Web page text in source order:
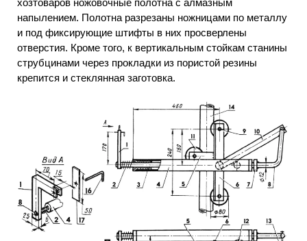
напылением. Полотна разрезаны ножницами по металлу
и под фиксирующие штифты в них просверлены
отверстия. Кроме того, к вертикальным стойкам станины
струбцинами через прокладки из пористой резины
крепится и стеклянная заготовка.